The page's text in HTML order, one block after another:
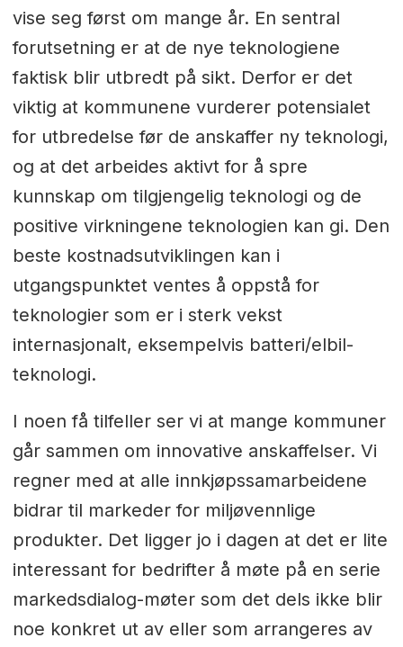
vise seg først om mange år. En sentral
forutsetning er at de nye teknologiene
faktisk blir utbredt på sikt. Derfor er det
viktig at kommunene vurderer potensialet
for utbredelse før de anskaffer ny teknologi,
og at det arbeides aktivt for å spre
kunnskap om tilgjengelig teknologi og de
positive virkningene teknologien kan gi. Den
beste kostnadsutviklingen kan i
utgangspunktet ventes å oppstå for
teknologier som er i sterk vekst
internasjonalt, eksempelvis batteri/elbil-
teknologi.
I noen få tilfeller ser vi at mange kommuner
går sammen om innovative anskaffelser. Vi
regner med at alle innkjøpssamarbeidene
bidrar til markeder for miljøvennlige
produkter. Det ligger jo i dagen at det er lite
interessant for bedrifter å møte på en serie
markedsdialog-møter som det dels ikke blir
noe konkret ut av eller som arrangeres av